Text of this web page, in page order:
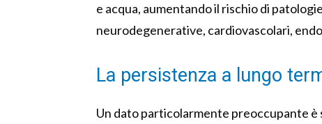
e acqua, aumentando il rischio di
neurodegenerative, cardiovascolari,
La persistenza a lungo
Un dato particolarmente preoccupante è